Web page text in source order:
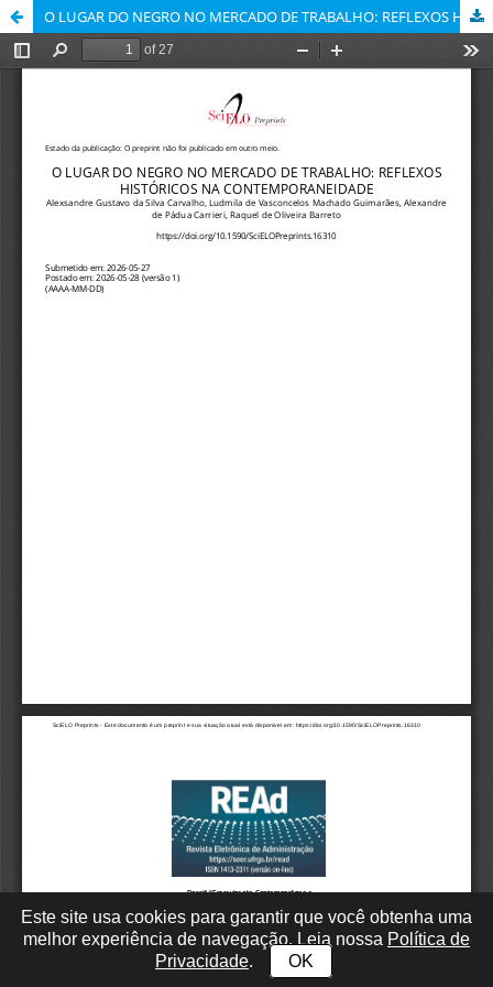
O LUGAR DO NEGRO NO MERCADO DE TRABALHO: REFLEXOS HISTÓRICOS NA CONTEMPORANEIDADE
Este site usa cookies para garantir que você obtenha uma
melhor experiência de navegação. Leia nossa Política de
Privacidade. OK